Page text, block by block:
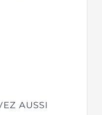
AUSSI